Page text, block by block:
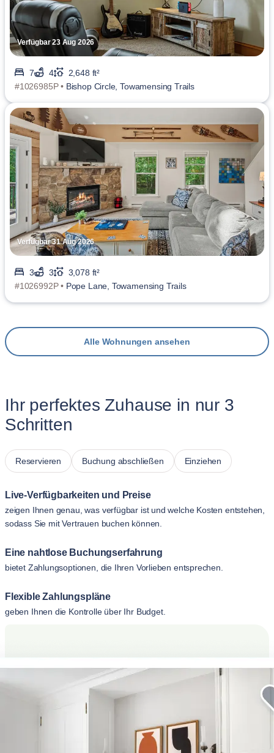
Verfügbar 23 Aug 2026
7 4
2,648 ft²
#1026985P • Bishop Circle, Towamensing Trails
Verfügbar 31 Aug 2026
3 3
3,078 ft²
#1026992P • Pope Lane, Towamensing Trails
Alle Wohnungen ansehen
Ihr perfektes Zuhause in nur 3
Schritten
Reservieren Buchung abschließen Einziehen
Live-Verfügbarkeiten und Preise
zeigen Ihnen genau, was verfügbar ist und welche Kosten entstehen,
sodass Sie mit Vertrauen buchen können.
Eine nahtlose Buchungserfahrung
bietet Zahlungsoptionen, die Ihren Vorlieben entsprechen.
Flexible Zahlungspläne
geben Ihnen die Kontrolle über Ihr Budget.